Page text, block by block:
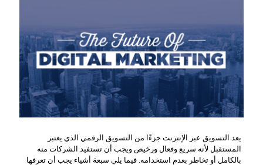
يعد التسويق عبر الإنترنت جزءًا من التسويق الرقمي الذي يعتبر
المستقبل لأنه سريع وفعال ورخيص ويجب أن تستفيد الشركات منه
بالكامل أو تخاطر بعدم استخدامه. فيما يلي سبعة أشياء يجب أن تعرفها